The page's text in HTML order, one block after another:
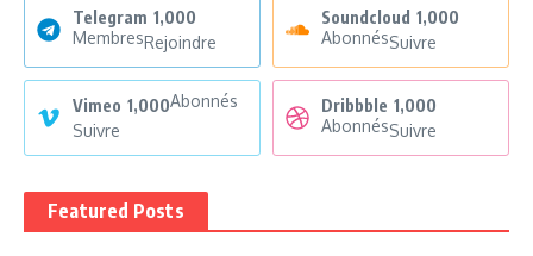
Telegram 1,000
MembresRejoindre
Soundcloud 1,000
AbonnésSuivre
Vimeo 1,000Abonnés
Suivre
Dribbble 1,000
AbonnésSuivre
Featured Posts